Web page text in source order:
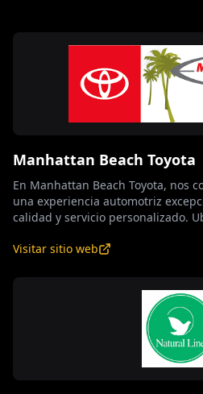
Manhattan Beach Toyota
En Manhattan Beach Toyota, nos
una experiencia automotriz
calidad y servicio personalizado.
vehículos Toyota nuevos y usados,
desde encontrar el vehículo ideal
financiamiento accesibles y un
En Manhattan Beach Toyota, no
construimos relaciones duraderas
Descubre la diferencia de un
Visitar sitio web